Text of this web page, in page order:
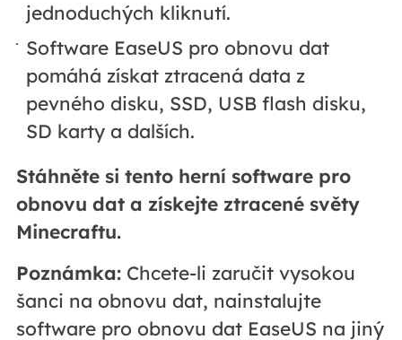
jednoduchých kliknutí.
Software EaseUS pro obnovu dat
pomáhá získat ztracená data z
pevného disku, SSD, USB flash disku,
SD karty a dalších.
Stáhněte si tento herní software pro
obnovu dat a získejte ztracené světy
Minecraftu.
Poznámka:Chcete-li zaručit vysokou
šanci na obnovu dat, nainstalujte
software pro obnovu dat EaseUS na jiný